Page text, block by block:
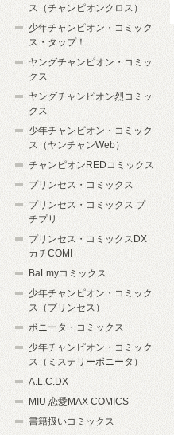
ス（チャンピオンクロス）
少年チャンピオン・コミック
ス・タップ！
ヤングチャンピオン・コミッ
クス
ヤングチャンピオン烈コミッ
クス
少年チャンピオン・コミック
ス（ヤンチャンWeb）
チャンピオンREDコミックス
プリンセス・コミックス
プリンセス・コミックス プ
チプリ
プリンセス・コミックスDX
カチCOMI
BaLmyコミックス
少年チャンピオン・コミック
ス（プリンセス）
ボニータ・コミックス
少年チャンピオン・コミック
ス（ミステリーボニータ）
A.L.C.DX
MIU 恋愛MAX COMICS
書籍扱いコミックス